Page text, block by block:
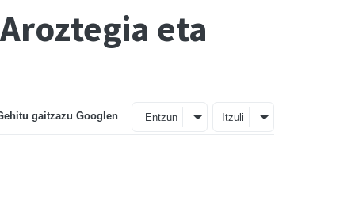
eta
gaitzazu Googlen Entzun Itzuli